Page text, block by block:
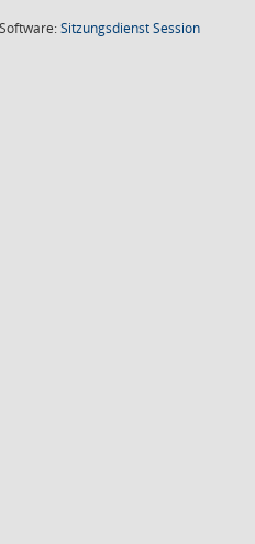
Software:SitzungsdienstSession(Wird in